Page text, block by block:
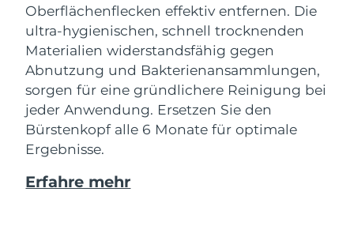
Oberflächenflecken effektiv entfernen. Die
ultra-hygienischen, schnell trocknenden
Materialien widerstandsfähig gegen
Abnutzung und Bakterienansammlungen,
sorgen für eine gründlichere Reinigung bei
jeder Anwendung. Ersetzen Sie den
Bürstenkopf alle 6 Monate für optimale
Ergebnisse.
Erfahre mehr